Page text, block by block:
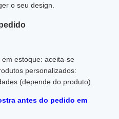
o seu design.
estoque: aceita-se
personalizados:
(depende do produto).
antes do pedido em